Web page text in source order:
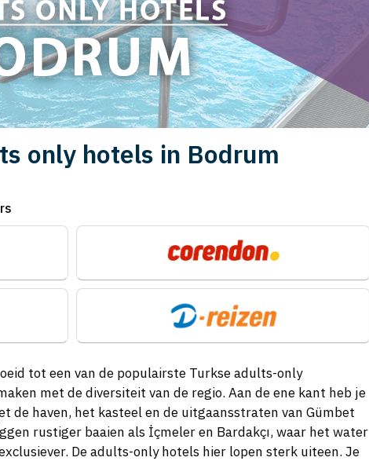
only hotels in Bodrum
tot een van de populairste Turkse adults-only
met de diversiteit van de regio. Aan de ene kant heb je
de haven, het kasteel en de uitgaansstraten van Gümbet
rustiger baaien als İçmeler en Bardakçı, waar het water
De adults-only hotels hier lopen sterk uiteen. Je